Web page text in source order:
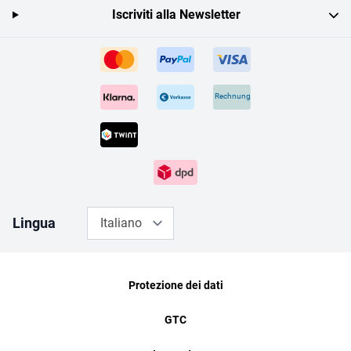
Rechnung
Iscriviti alla Newsletter
Lingua Italiano
Protezione dei dati
GTC